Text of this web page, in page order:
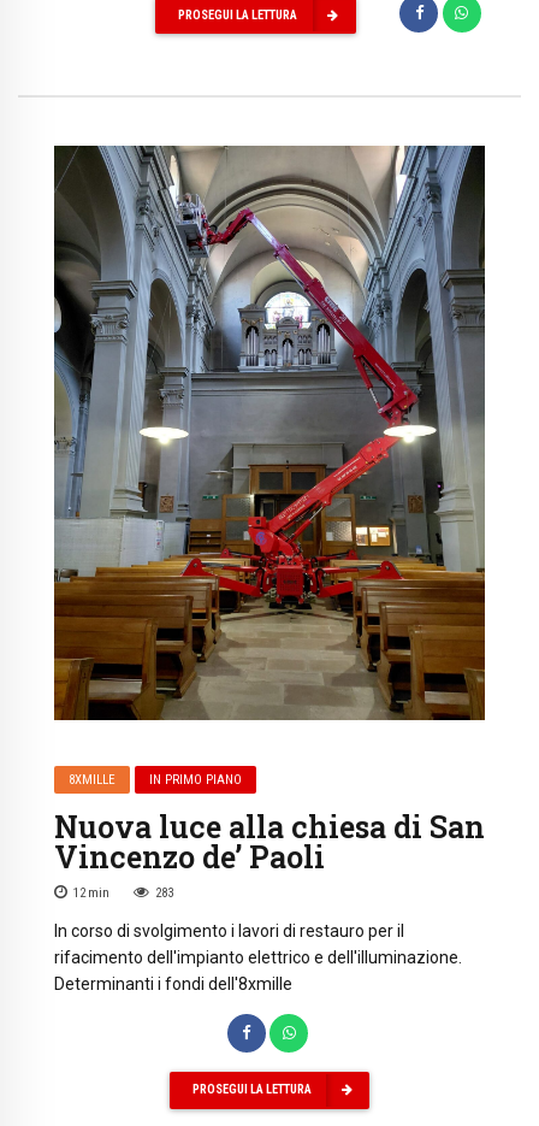
PROSEGUI LA LETTURA
8XMILLE IN PRIMO PIANO
Nuova luce alla chiesa di San
Vincenzo de’ Paoli
12 min 283
In corso di svolgimento i lavori di restauro per il
rifacimento dell'impianto elettrico e dell'illuminazione.
Determinanti i fondi dell'8xmille
PROSEGUI LA LETTURA